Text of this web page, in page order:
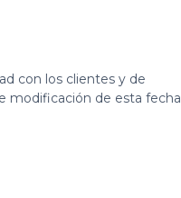
con los clientes y de
modificación de esta fecha